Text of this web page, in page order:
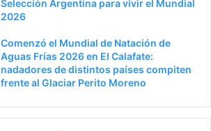
Selección Argentina para vivir el Mundial
2026
Comenzó el Mundial de Natación de
Aguas Frías 2026 en El Calafate:
nadadores de distintos países compiten
frente al Glaciar Perito Moreno